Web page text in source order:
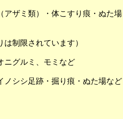
アザミ類）・体こすり痕・ぬた
は制限されています）
ニグルミ、モミなど
ノシシ足跡・掘り痕・ぬた場など